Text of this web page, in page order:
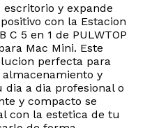
y expande
con la Estacion
5 en 1 de PULWTOP
Mac Mini. Este
perfecta para
y
a dia profesional o
y compacto se
con la estetica de tu